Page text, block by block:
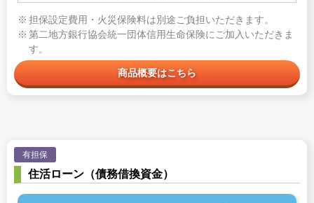
担保設定費用・火災保険料は別途ご負担いただきます。
第二地方銀行協会統一団体信用生命保険にご加入いただきま
す。
商品概要はこちら
有担保
住活ローン（債務借換資金）